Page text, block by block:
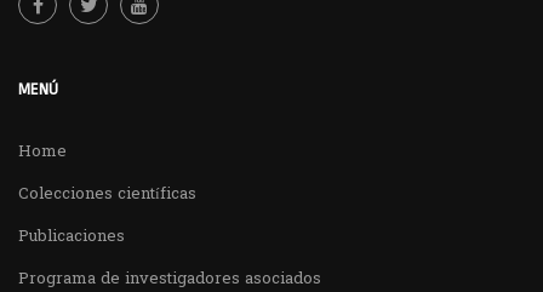
MENÚ
Home
Colecciones científicas
Publicaciones
Programa de investigadores asociados